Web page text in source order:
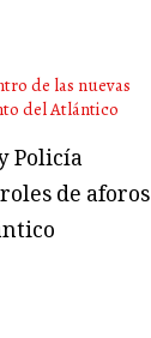
Policía
de aforos